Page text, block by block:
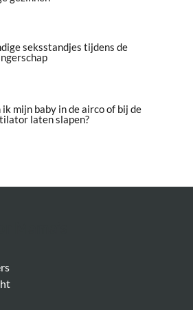
seksstandjes tijdens de
ik mijn baby in de airco of bij de
laten slapen?